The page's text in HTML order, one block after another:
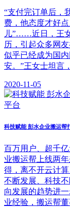
“支付完订单后，
费，他态度才好
儿”……近日，王
历，引起众多网
似乎已经成为国
安。”王女士坦言
2020-11-05
科技赋能 彭水企业搬运帮
百万用户、超千
业搬运帮上线两
得，离不开云计
不断发展、科技
向发展的趋势进
业经验，搬运帮